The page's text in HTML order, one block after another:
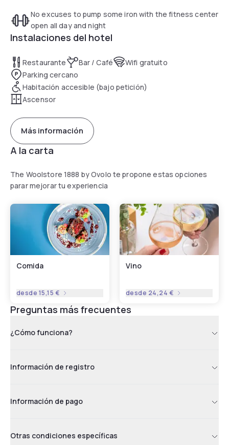
No excuses to pump some iron with the fitness center
open all day and night
Instalaciones del hotel
Restaurante Bar / Café
Wifi gratuito
Parking cercano
Habitación accesible (bajo petición)
Ascensor
Más información
A la carta
The Woolstore 1888 by Ovolo te propone estas opciones
parar mejorar tu experiencia
Comida
desde 15,15 €
Vino
desde 24,24 €
Preguntas más frecuentes
¿Cómo funciona?
Información de registro
Información de pago
Otras condiciones específicas